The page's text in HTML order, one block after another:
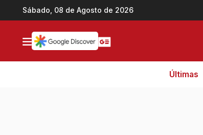
Ir direto pro conteúdo
Sábado, 08 de Agosto de 2026
Últimas